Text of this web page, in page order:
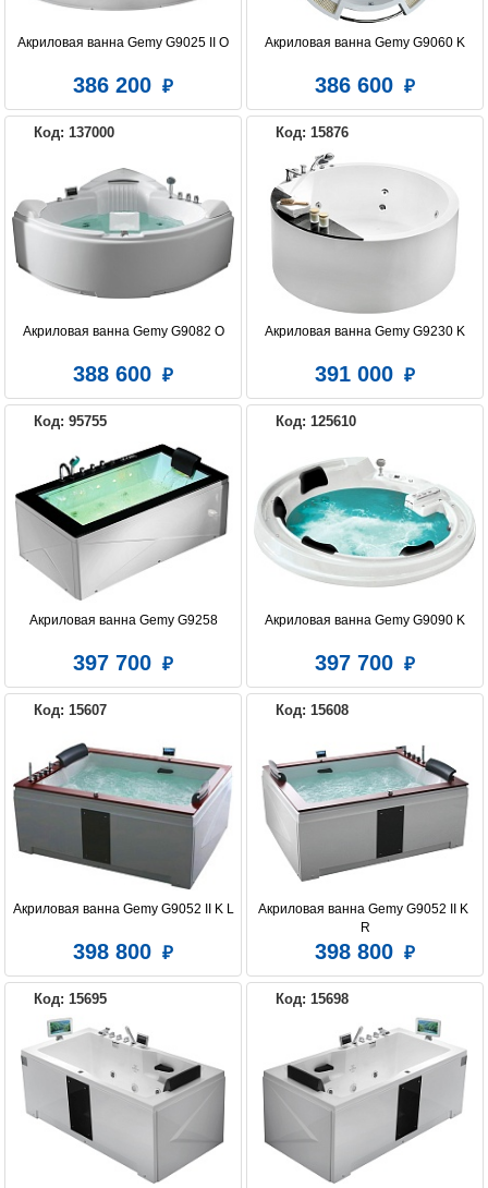
Акриловая ванна Gemy G9025 II O
386 200
Акриловая ванна Gemy G9060 K
386 600
Код: 137000
Акриловая ванна Gemy G9082 O
388 600
Код: 15876
Акриловая ванна Gemy G9230 K
391 000
Код: 95755
Акриловая ванна Gemy G9258
397 700
Код: 125610
Акриловая ванна Gemy G9090 K
397 700
Код: 15607
Акриловая ванна Gemy G9052 II K L
398 800
Код: 15608
Акриловая ванна Gemy G9052 II K
R
398 800
Код: 15695 Код: 15698